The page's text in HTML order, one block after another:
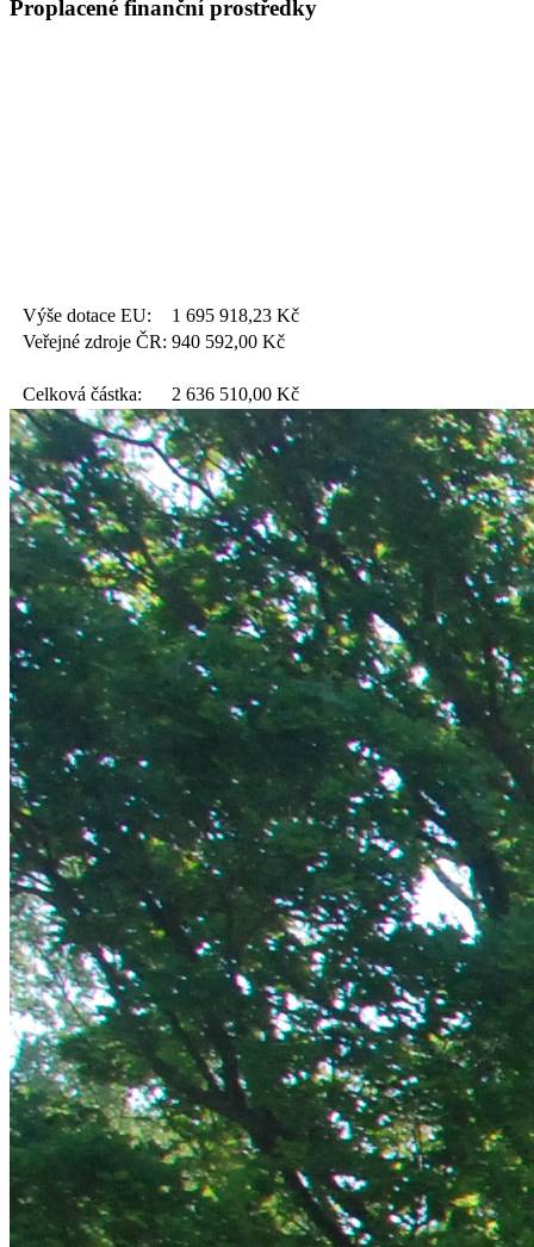
Proplacené finanční prostředky
Výše dotace EU: 1 695 918,23 Kč
Veřejné zdroje ČR: 940 592,00 Kč
Celková částka: 2 636 510,00 Kč